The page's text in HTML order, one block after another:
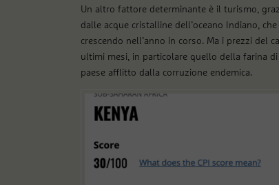
Un altro fattore determinante è il turismo,
dalle acque cristalline dell’oceano Indiano,
crescendo nell’anno in corso. Ma i prezzi del
ultimi mesi, in particolare quello della farina
paese afflitto dalla corruzione endemica.